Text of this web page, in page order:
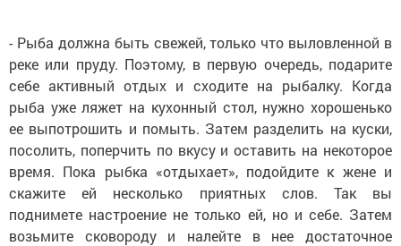
- Рыба должна быть свежей, только что выловленной в
реке или пруду. Поэтому, в первую очередь, подарите
себе активный отдых и сходите на рыбалку. Когда
рыба уже ляжет на кухонный стол, нужно хорошенько
ее выпотрошить и помыть. Затем разделить на куски,
посолить, поперчить по вкусу и оставить на некоторое
время. Пока рыбка «отдыхает», подойдите к жене и
скажите ей несколько приятных слов. Так вы
поднимете настроение не только ей, но и себе. Затем
возьмите сковороду и налейте в нее достаточное